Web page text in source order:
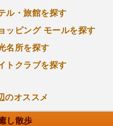
ル・旅館を探す
ッピング モールを探す
名所を探す
トクラブを探す
のオススメ
し散歩